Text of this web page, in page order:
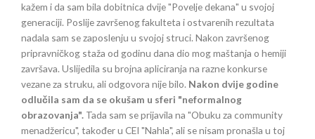
kažem i da sam bila dobitnica dvije "Povelje dekana" u svojoj
generaciji. Poslije završenog fakulteta i ostvarenih rezultata
nadala sam se zaposlenju u svojoj struci. Nakon završenog
pripravničkog staža od godinu dana dio mog maštanja o hemiji
završava. Uslijedila su brojna apliciranja na razne konkurse
vezane za struku, ali odgovora nije bilo. Nakon dvije godine
odlučila sam da se okušam u sferi "neformalnog
obrazovanja". Tada sam se prijavila na "Obuku za community
menadžericu", također u CEI "Nahla", ali se nisam pronašla u toj